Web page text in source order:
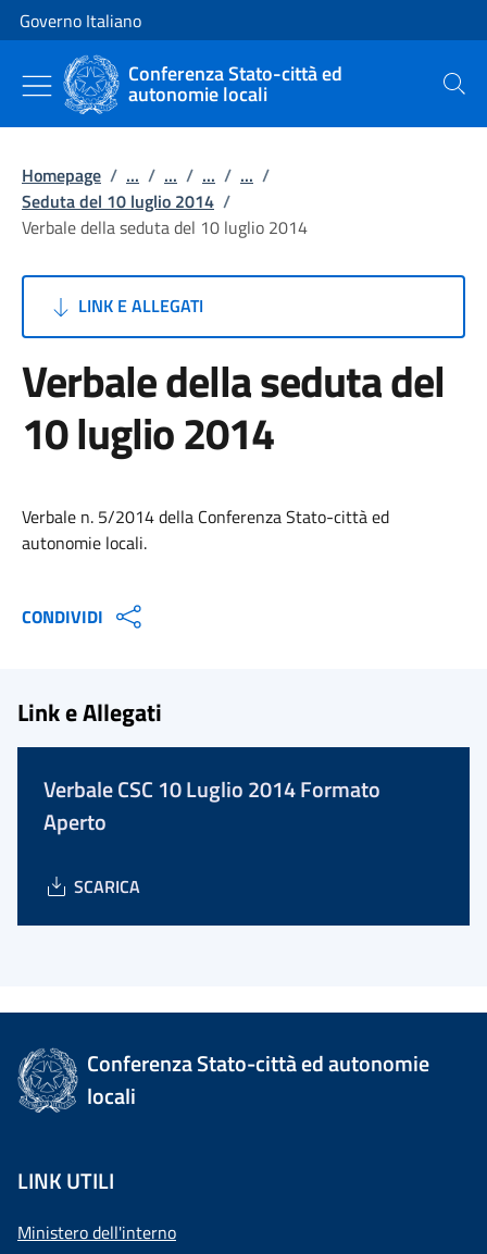
Vai al contenuto
Vai alla navigazione del sito
Governo Italiano
Conferenza Stato-città ed
autonomie locali Cerca
Homepage / ... / ... / ... / ... /
Seduta del 10 luglio 2014 /
Verbale della seduta del 10 luglio 2014
LINK E ALLEGATI
Verbale della seduta del
10 luglio 2014
Verbale n. 5/2014 della Conferenza Stato-città ed
autonomie locali.
CONDIVIDI
Link e Allegati
Verbale CSC 10 Luglio 2014 Formato
Aperto
SCARICA
Conferenza Stato-città ed autonomie
locali
LINK UTILI
Ministero dell'interno